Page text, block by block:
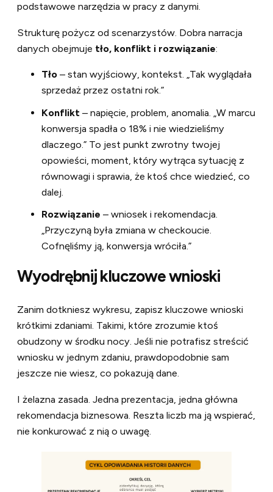
podstawowe narzędzia w pracy z danymi.
Strukturę pożycz od scenarzystów. Dobra narracja
danych obejmuje tło, konflikt i rozwiązanie:
Tło – stan wyjściowy, kontekst. „Tak wyglądała
sprzedaż przez ostatni rok.”
Konflikt – napięcie, problem, anomalia. „W marcu
konwersja spadła o 18% i nie wiedzieliśmy
dlaczego.” To jest punkt zwrotny twojej
opowieści, moment, który wytrąca sytuację z
równowagi i sprawia, że ktoś chce wiedzieć, co
dalej.
Rozwiązanie – wniosek i rekomendacja.
„Przyczyną była zmiana w checkoucie.
Cofnęliśmy ją, konwersja wróciła.”
Wyodrębnij kluczowe wnioski
Zanim dotkniesz wykresu, zapisz kluczowe wnioski
krótkimi zdaniami. Takimi, które zrozumie ktoś
obudzony w środku nocy. Jeśli nie potrafisz streścić
wniosku w jednym zdaniu, prawdopodobnie sam
jeszcze nie wiesz, co pokazują dane.
I żelazna zasada. Jedna prezentacja, jedna główna
rekomendacja biznesowa. Reszta liczb ma ją wspierać,
nie konkurować z nią o uwagę.